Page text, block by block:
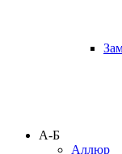
А-Б
Аллюр